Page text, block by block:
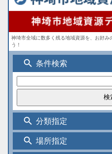
神埼市全域に数多く残る地域資源を、お好み
う！
search 条件検索
search 分類指定
search 場所指定